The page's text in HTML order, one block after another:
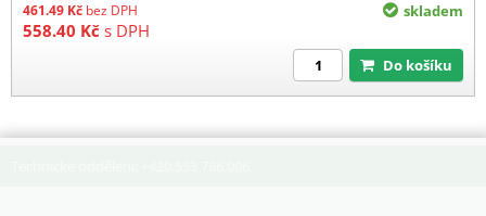
461.49 Kč bez DPH
558.40 Kč s DPH
skladem
Do košíku